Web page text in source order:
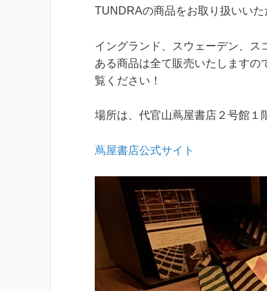
TUNDRAの商品をお取り扱いいた
イングランド、スウェーデン、ス
ある商品は全て販売いたしますの
覧ください！
場所は、代官山蔦屋書店２号館１
蔦屋書店公式サイト